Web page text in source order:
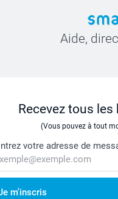
Aide,
Recevez tous
(Vous pouvez à tout
votre adresse de
m'inscris